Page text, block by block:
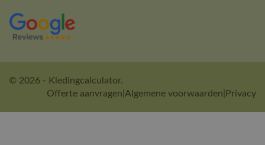
© 2026 - Kledingcalculator.
Offerte aanvragen Algemene voorwaarden Privacy